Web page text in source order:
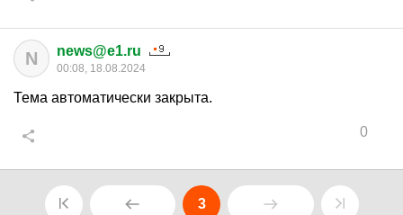
N news@e1.ru
00:08, 18.08.2024
Тема автоматически закрыта.
0
3